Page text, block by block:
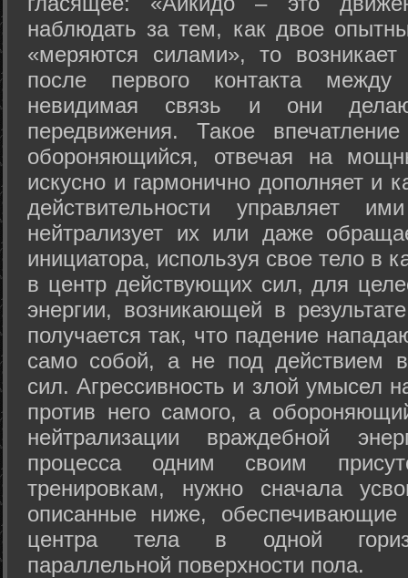
наблюдать за тем, как двое
«меряются силами», то возникает
после первого контакта
невидимая связь и они
передвижения. Такое
обороняющийся, отвечая на
искусно и гармонично дополняет и
действительности управляет
нейтрализует их или даже
инициатора, используя свое тело в
в центр действующих сил, для
энергии, возникающей в
получается так, что падение
само собой, а не под действием
сил. Агрессивность и злой умысел
против него самого, а
нейтрализации враждебной
процесса одним своим
тренировкам, нужно сначала
описанные ниже, обеспечивающие
центра тела в одной
параллельной поверхности пола.